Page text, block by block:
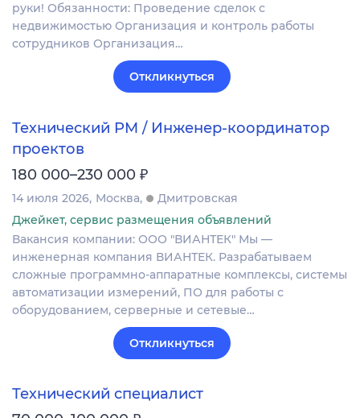
руки! Обязанности: Проведение сделок с
недвижимостью Организация и контроль работы
сотрудников Организация…
Откликнуться
Технический PM / Инженер-координатор
проектов
180 000–230 000 ₽
14 июля 2026 Москва
Дмитровская
Джейкет, сервис размещения объявлений
Вакансия компании: ООО "ВИАНТЕК" Мы —
инженерная компания ВИАНТЕК. Разрабатываем
сложные программно-аппаратные комплексы, системы
автоматизации измерений, ПО для работы с
оборудованием, серверные и сетевые…
Откликнуться
Технический специалист